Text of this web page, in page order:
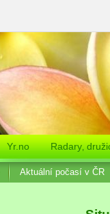
Yr.no Radary‚
Aktuální počasí v ČR